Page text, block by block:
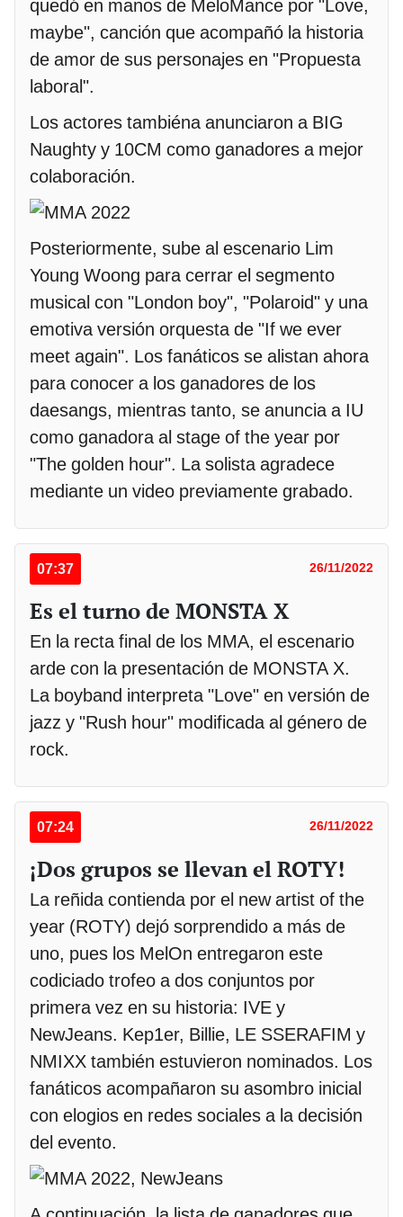
quedó en manos de MeloMance por "Love,
maybe", canción que acompañó la historia
de amor de sus personajes en "Propuesta
laboral".
Los actores tambiéna anunciaron a BIG
Naughty y 10CM como ganadores a mejor
colaboración.
Posteriormente, sube al escenario Lim
Young Woong para cerrar el segmento
musical con "London boy", "Polaroid" y una
emotiva versión orquesta de "If we ever
meet again". Los fanáticos se alistan ahora
para conocer a los ganadores de los
daesangs, mientras tanto, se anuncia a IU
como ganadora al stage of the year por
"The golden hour". La solista agradece
mediante un video previamente grabado.
07:37 26/11/2022
Es el turno de MONSTA X
En la recta final de los MMA, el escenario
arde con la presentación de MONSTA X.
La boyband interpreta "Love" en versión de
jazz y "Rush hour" modificada al género de
rock.
07:24 26/11/2022
¡Dos grupos se llevan el ROTY!
La reñida contienda por el new artist of the
year (ROTY) dejó sorprendido a más de
uno, pues los MelOn entregaron este
codiciado trofeo a dos conjuntos por
primera vez en su historia: IVE y
NewJeans. Kep1er, Billie, LE SSERAFIM y
NMIXX también estuvieron nominados. Los
fanáticos acompañaron su asombro inicial
con elogios en redes sociales a la decisión
del evento.